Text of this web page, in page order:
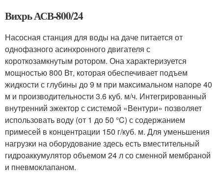
Вихрь АСВ-800/24
Насосная станция для воды на даче питается от
однофазного асинхронного двигателя с
короткозамкнутым ротором. Она характеризуется
мощностью 800 Вт, которая обеспечивает подъем
жидкости с глубины до 9 м при максимальном напоре 40
м и производительности 3.6 куб. м/ч. Интегрированный
внутренний эжектор с системой «Вентури» позволяет
использовать воду (от 1 до 50 °C) с содержанием
примесей в концентрации 150 г/куб. м. Для уменьшения
нагрузки на оборудование здесь есть вместительный
гидроаккумулятор объемом 24 л со сменной мембраной
и пневмоклапаном.